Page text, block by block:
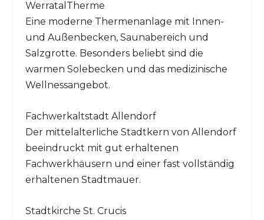
WerratalTherme
Eine moderne Thermenanlage mit Innen-
und Außenbecken, Saunabereich und
Salzgrotte. Besonders beliebt sind die
warmen Solebecken und das medizinische
Wellnessangebot.
Fachwerkaltstadt Allendorf
Der mittelalterliche Stadtkern von Allendorf
beeindruckt mit gut erhaltenen
Fachwerkhäusern und einer fast vollständig
erhaltenen Stadtmauer.
Stadtkirche St. Crucis